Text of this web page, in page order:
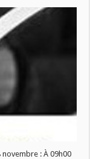
: À 09h00